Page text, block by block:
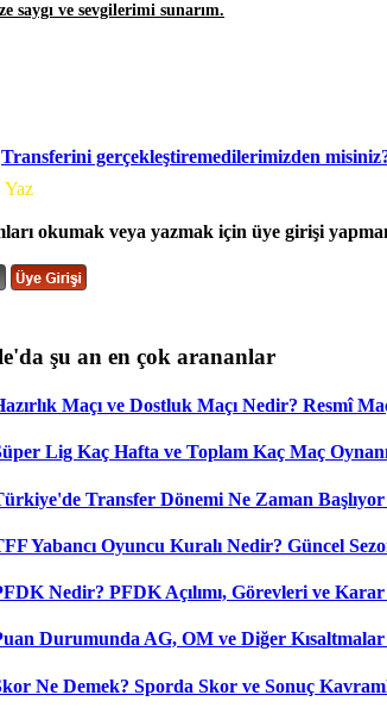
saygı ve sevgilerimi sunarım.
Transferini gerçekleştiremedilerimizden
Yaz
okumak veya yazmak için üye girişi
şu an en çok arananlar
Maçı ve Dostluk Maçı Nedir? Resmî
Lig Kaç Hafta ve Toplam Kaç Maç
Transfer Dönemi Ne Zaman
Yabancı Oyuncu Kuralı Nedir? Güncel
Nedir? PFDK Açılımı, Görevleri ve
Durumunda AG, OM ve Diğer
Ne Demek? Sporda Skor ve Sonuç